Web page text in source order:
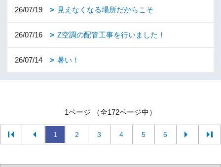
26/07/19 見えなくなる場所だからこそ
26/07/16 Z空調の配管工事を行いました！
26/07/14 暑い！
1ページ （全172ページ中）
1 2 3 4 5 6